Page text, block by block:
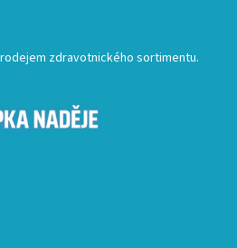
zdravotnického sortimentu.